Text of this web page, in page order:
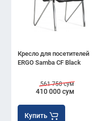
Кресло для посетителей
ERGO Samba CF Black
410 000 сум
561 750 сум
Купить